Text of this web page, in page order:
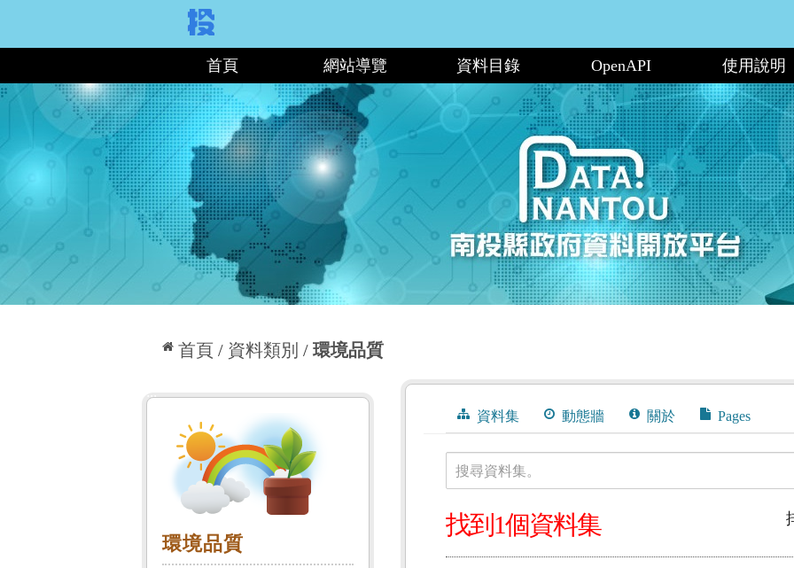
首頁 網站導覽 資料目錄 OpenAPI 使用說明
首頁 資料類別 環境品質
環境品質
環境品質
資料集 動態牆 關於 Pages
搜尋資料集。
找到1個資料集